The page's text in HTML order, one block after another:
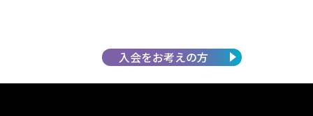
入会をお考えの方